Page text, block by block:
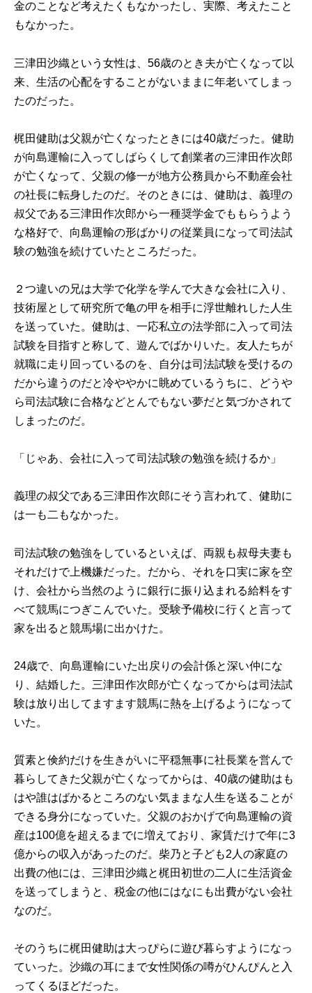
金のことなど考えたくもなかったし、実際、考えたこと
もなかった。
三津田沙織という女性は、56歳のとき夫が亡くなって以
来、生活の心配をすることがないままに年老いてしまっ
たのだった。
梶田健助は父親が亡くなったときには40歳だった。健助
が向島運輸に入ってしばらくして創業者の三津田作次郎
が亡くなって、父親の修一が地方公務員から不動産会社
の社長に転身したのだ。そのときには、健助は、義理の
叔父である三津田作次郎から一種奨学金でももらうよう
な格好で、向島運輸の形ばかりの従業員になって司法試
験の勉強を続けていたところだった。
２つ違いの兄は大学で化学を学んで大きな会社に入り、
技術屋として研究所で亀の甲を相手に浮世離れした人生
を送っていた。健助は、一応私立の法学部に入って司法
試験を目指すと称して、遊んでばかりいた。友人たちが
就職に走り回っているのを、自分は司法試験を受けるの
だから違うのだと冷ややかに眺めているうちに、どうや
ら司法試験に合格などとんでもない夢だと気づかされて
しまったのだ。
「じゃあ、会社に入って司法試験の勉強を続けるか」
義理の叔父である三津田作次郎にそう言われて、健助に
は一も二もなかった。
司法試験の勉強をしているといえば、両親も叔母夫妻も
それだけで上機嫌だった。だから、それを口実に家を空
け、会社から当然のように銀行に振り込まれる給料をす
べて競馬につぎこんでいた。受験予備校に行くと言って
家を出ると競馬場に出かけた。
24歳で、向島運輸にいた出戻りの会計係と深い仲にな
り、結婚した。三津田作次郎が亡くなってからは司法試
験は放り出してますます競馬に熱を上げるようになって
いた。
質素と倹約だけを生きがいに平穏無事に社長業を営んで
暮らしてきた父親が亡くなってからは、40歳の健助はも
はや誰はばかるところのない気ままな人生を送ることが
できる身分になっていた。父親のおかげで向島運輸の資
産は100億を超えるまでに増えており、家賃だけで年に3
億からの収入があったのだ。柴乃と子ども2人の家庭の
出費の他には、三津田沙織と梶田初世の二人に生活資金
を送ってしまうと、税金の他にはなにも出費がない会社
なのだ。
そのうちに梶田健助は大っぴらに遊び暮らすようになっ
ていった。沙織の耳にまで女性関係の噂がひんぴんと入
ってくるほどだった。